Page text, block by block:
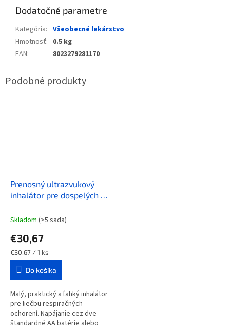
Dodatočné parametre
Kategória: Všeobecné lekárstvo
Hmotnosť: 0.5 kg
EAN: 8023279281170
Prenosný ultrazvukový
inhalátor pre dospelých aj
Skladom (>5 sada)
€30,67
Jednotková
cena:
€30,67 / 1 ks
Do košíka
Malý, praktický a ľahký inhalátor
pre liečbu respiračných
ochorení. Napájanie cez dve
štandardné AA batérie alebo